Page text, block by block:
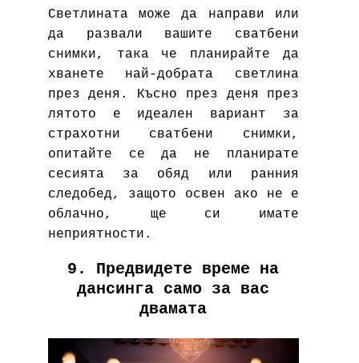
Светлината може да направи или
да развали вашите сватбени
снимки, така че планирайте да
хванете най-добрата светлина
през деня. Късно през деня през
лятото е идеален вариант за
страхотни сватбени снимки,
опитайте се да не планирате
сесията за обяд или ранния
следобед, защото освен ако не е
облачно, ще си имате
неприятности.
9. Предвидете време на
дансинга само за вас
двамата